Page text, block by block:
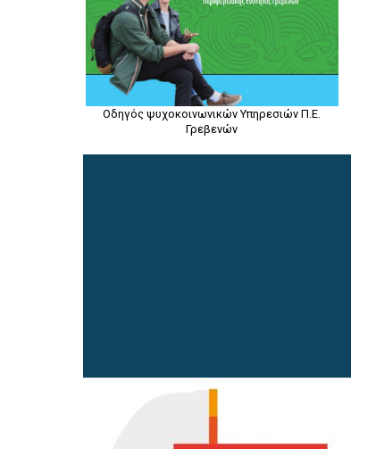
Οδηγός ψυχοκοινωνικών Υπηρεσιών Π.Ε.
Γρεβενών